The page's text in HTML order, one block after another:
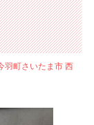
羽町さいたま市 西